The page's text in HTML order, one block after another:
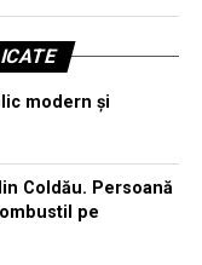
modern și
Coldău. Persoană
pe